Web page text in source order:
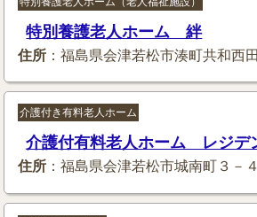
特別養護老人ホーム 絆
住所 ：福島県会津若松市湊町共和西
介護付き有料老人ホーム
介護付有料老人ホーム レジデ
住所 ：福島県会津若松市城南町３－４